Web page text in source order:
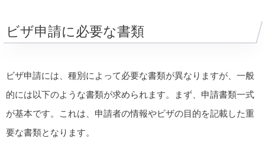
ビザ申請に必要な書類
ビザ申請には、種別によって必要な書類が異なりますが、一般
的には以下のような書類が求められます。まず、申請書類一式
が基本です。これは、申請者の情報やビザの目的を記載した重
要な書類となります。